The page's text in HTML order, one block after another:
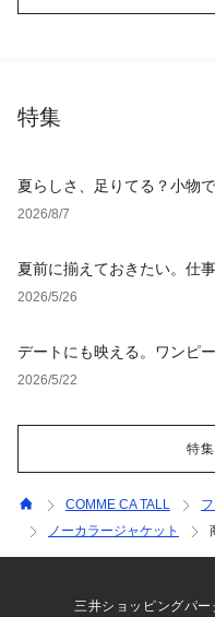
特集
夏らしさ、足りてる？小物
2026/8/7
夏前に揃えておきたい。仕
ェア」
2026/5/26
デートにも映える。ワンピ
選
2026/5/22
特
COMME CA TALL
ノーカラージャケット
三井ショッピングパー